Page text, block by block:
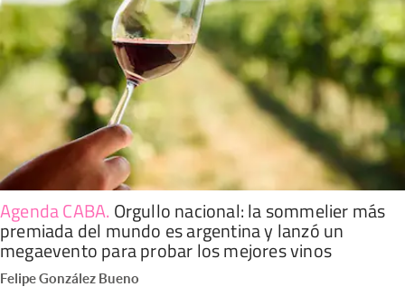
Agenda CABA. Orgullo nacional: la sommelier más
premiada del mundo es argentina y lanzó un
megaevento para probar los mejores vinos
Felipe González Bueno